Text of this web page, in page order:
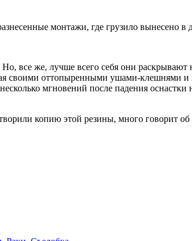
монтажи, где грузило вынесено
все же, лучше всего себя они
своими оттопыренными ушами-клешнями и
мгновений после падения
копию этой резины, много говорит об